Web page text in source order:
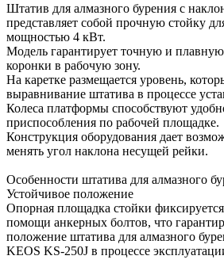
Штатив для алмазного бурения с
представляет собой прочную стойку
мощностью 4 кВт.
Модель гарантирует точную и
коронки в рабочую зону.
На каретке размещается уровень,
выравнивание штатива в процессе
Колеса платформы способствуют
приспособления по рабочей площадке.
Конструкция оборудования дает
менять угол наклона несущей рейки.
Особенности штатива для алмазного
Устойчивое положение
Опорная площадка стойки
помощи анкерных болтов, что
положение штатива для алмазного
KEOS KS-250J в процессе